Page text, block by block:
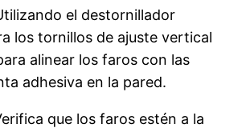
el destornillador
los tornillos de ajuste vertical
alinear los faros con las
adhesiva en la pared.
que los faros estén a la